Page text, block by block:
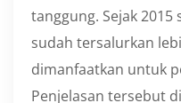
tanggung. Sejak 2015
sudah tersalurkan
dimanfaatkan untuk
Penjelasan tersebut